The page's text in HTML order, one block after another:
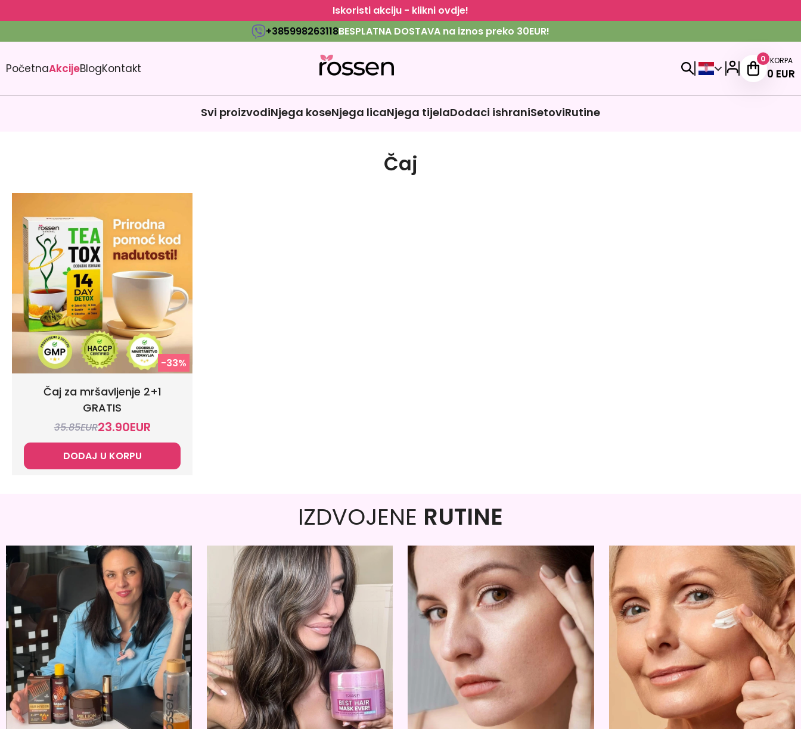
Iskoristi akciju - klikni ovdje!
+385998263118BESPLATNA DOSTAVA na iznos preko 30EUR!
PočetnaAkcijeBlogKontakt
0 KORPA
0 EUR
Svi proizvodiNjega koseNjega licaNjega tijelaDodaci ishraniSetoviRutine
Čaj
-33%
Čaj za mršavljenje 2+1
GRATIS
35.85EUR23.90EUR
DODAJ U KORPU
IZDVOJENE RUTINE